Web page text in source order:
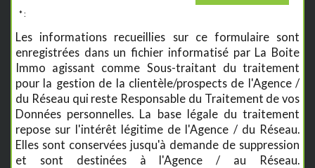
* :
Les informations recueillies sur ce formulaire sont
enregistrées dans un fichier informatisé par La Boite
Immo agissant comme Sous-traitant du traitement
pour la gestion de la clientèle/prospects de l'Agence /
du Réseau qui reste Responsable du Traitement de vos
Données personnelles. La base légale du traitement
repose sur l'intérêt légitime de l'Agence / du Réseau.
Elles sont conservées jusqu'à demande de suppression
et sont destinées à l'Agence / au Réseau.